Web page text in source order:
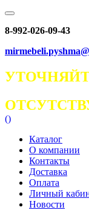
8-992-026-09-43
()
Каталог
О компании
Контакты
Доставка
Оплата
Личный
Новости